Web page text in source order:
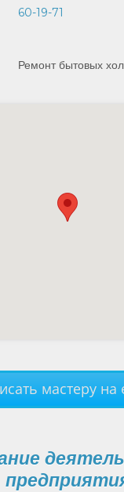
60-19-71
Ремонт бытовых
мастеру на